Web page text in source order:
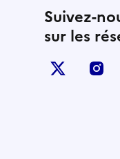
Suivez-
sur les
X